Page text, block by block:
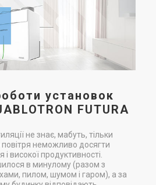
установок
FUTURA
не знає, мабуть, тільки
неможливо досягти
високої продуктивності.
в минулому (разом з
пилом, шумом і гаром), а за